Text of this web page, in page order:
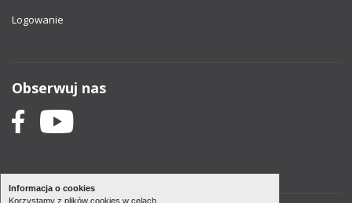
Informacja o cookies
Korzystamy z plików cookies w celach
Logowanie
Obserwuj nas